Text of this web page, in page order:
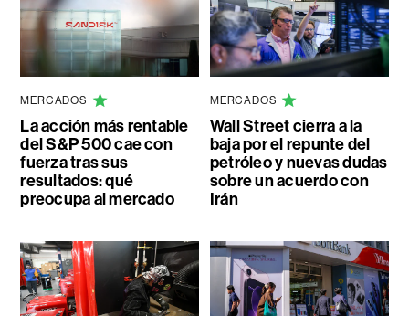
MERCADOS
La acción más rentable
del S&P 500 cae con
fuerza tras sus
resultados: qué
preocupa al mercado
MERCADOS
Wall Street cierra a la
baja por el repunte del
petróleo y nuevas dudas
sobre un acuerdo con
Irán